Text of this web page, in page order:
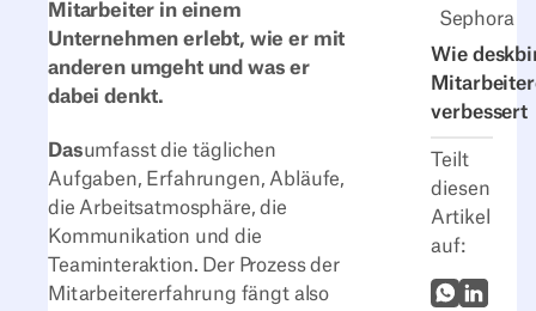
Sephora
Wie
verbessert
Teilt
diesen
Artikel
auf:
WhatsApp
Mitarbeiter in einem
Unternehmen erlebt, wie er mit
anderen umgeht und was er
dabei denkt.
Dasumfasst die täglichen
Aufgaben, Erfahrungen, Abläufe,
die Arbeitsatmosphäre, die
Kommunikation und die
Teaminteraktion. Der Prozess der
Mitarbeitererfahrung fängt also